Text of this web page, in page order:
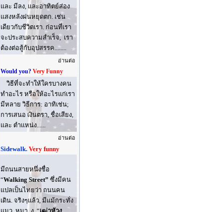
และ มีลง, และอาทิตย์ส่อง
แสงหลังฝนหยุดตก. เช่น
เดียวกับชีวิตเรา. ก่อนที่เรา
จะประสบความสำเร็จ, เรา
ต้องต่อสู้กับอุปสรรค........
อ่านต่อ
Would you? Very Funny
วิธีที่จะทําให้ใครบางคน
ทําอะไร หรือให้อะไรแก่เรา
มีหลาย วิธีการ: อาทิเช่น;
การเสนอ เงินตรา, ชื่อเสียง,
และ ตําแหน่ง......
อ่านต่อ
Sidewalk. Very funny
มีถนนสายหนึ่งชื่อ
“Walking Street” ซึ่งมีคน
แปลเป็นไทยว่า ถนนคน
เดิน. จริงๆแล้ว, มีแม้กระทั่ง